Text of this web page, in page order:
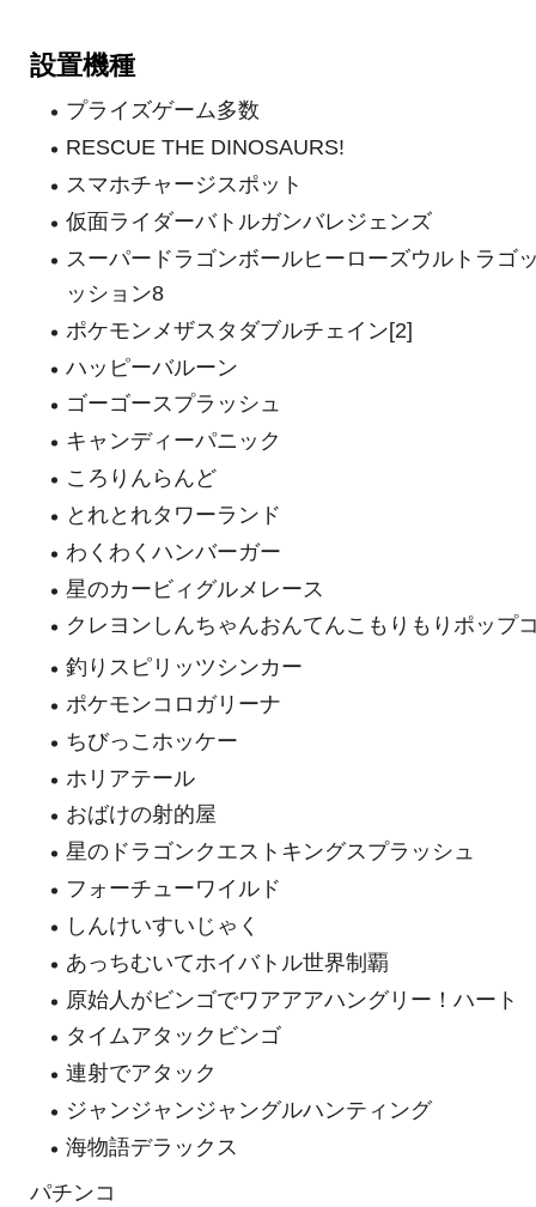
設置機種
プライズゲーム多数
RESCUE THE DINOSAURS!
スマホチャージスポット
仮面ライダーバトルガンバレジェンズ
スーパードラゴンボールヒーローズウルトラゴ
ッション8
ポケモンメザスタダブルチェイン[2]
ハッピーバルーン
ゴーゴースプラッシュ
キャンディーパニック
ころりんらんど
とれとれタワーランド
わくわくハンバーガー
星のカービィグルメレース
クレヨンしんちゃんおんてんこもりもりポップ
釣りスピリッツシンカー
ポケモンコロガリーナ
ちびっこホッケー
ホリアテール
おばけの射的屋
星のドラゴンクエストキングスプラッシュ
フォーチューワイルド
しんけいすいじゃく
あっちむいてホイバトル世界制覇
原始人がビンゴでワアアアハングリー！ハート
タイムアタックビンゴ
連射でアタック
ジャンジャンジャングルハンティング
海物語デラックス
パチンコ